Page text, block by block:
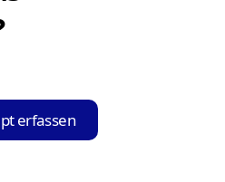
aus.
App eine Liste
die mit Ihrer
erfassen